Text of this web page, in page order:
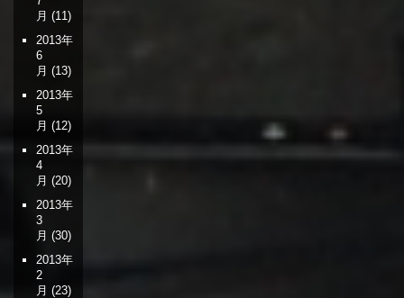
月 (11)
2013年
6
月 (13)
2013年
5
月 (12)
2013年
4
月 (20)
2013年
3
月 (30)
2013年
2
月 (23)